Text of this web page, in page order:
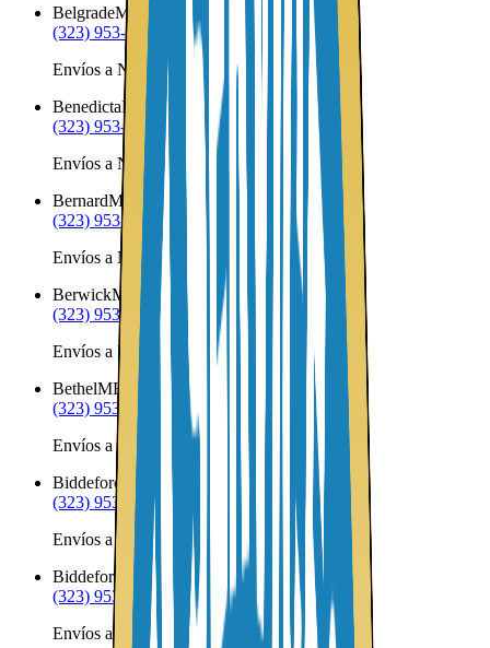
BelgradeME
(323) 953-8100
Envíos a Nicaragua desde Belgrade
BenedictaME
(323) 953-8100
Envíos a Nicaragua desde Benedicta
BernardME
(323) 953-8100
Envíos a Nicaragua desde Bernard
BerwickME
(323) 953-8100
Envíos a Nicaragua desde Berwick
BethelME
(323) 953-8100
Envíos a Nicaragua desde Bethel
Biddeford
ME
(323) 953-8100
Envíos a Nicaragua desde Biddeford
Biddeford Pool ME
(323) 953-8100
Envíos a Nicaragua desde Biddeford Pool